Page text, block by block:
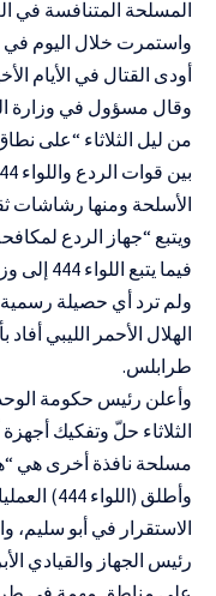
المسلحة المتنافسة في
واستمرت خلال اليوم في
أودى القتال في الأيام
وقال مسؤول في وزارة
من ليل الثلاثاء “على
الأسلحة ومنها رشاشات
ويتبع “جهاز الردع
فيما يتبع اللواء 444 إلى وزارة الدفاع الحكومية.
ولم ترد أي حصيلة رسمية
الهلال الأحمر الليبي
طرابلس.
وأعلن رئيس حكومة الوحدة
الثلاثاء حلّ وتفكيك
مسلحة نافذة أخرى هي
وأطلق
الاستقرار في أبو سليم،
رئيس الجهاز والقيادي